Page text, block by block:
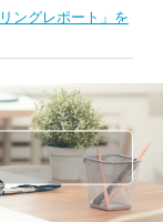
ングレポート」を